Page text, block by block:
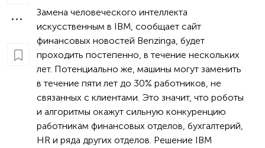
Замена человеческого интеллекта
искусственным в IBM, сообщает сайт
финансовых новостей Benzinga, будет
проходить постепенно, в течение нескольких
лет. Потенциально же, машины могут заменить
в течение пяти лет до 30% работников, не
связанных с клиентами. Это значит, что роботы
и алгоритмы окажут сильную конкуренцию
работникам финансовых отделов, бухгалтерий,
HR и ряда других отделов. Решение IBM